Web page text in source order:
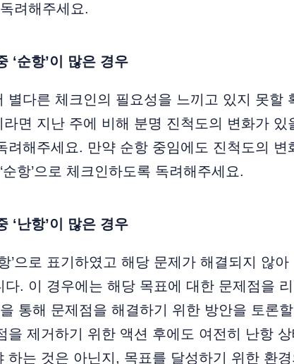
려해주세요.
‘순항’이 많은 경우
별다른 체크인의 필요성을 느끼고 있지 못할
면 지난 주에 비해 분명 진척도의 변화가 있
려해주세요. 만약 순항 중임에도 진척도의 변
항’으로 체크인하도록 독려해주세요.
‘난항’이 많은 경우
’으로 표기하였고 해당 문제가 해결되지 않
다. 이 경우에는 해당 목표에 대한 문제점을
통해 문제점을 해결하기 위한 방안을 토론
을 제거하기 위한 액션 후에도 여전히 난항
하는 것은 아닌지, 목표를 달성하기 위한 환